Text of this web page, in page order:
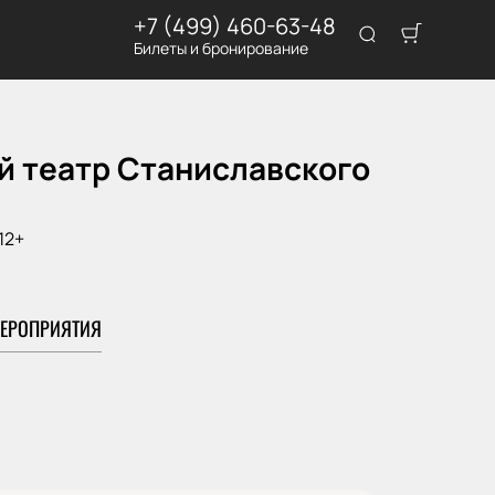
+7 (499) 460-63-48
Билеты и бронирование
Станиславского